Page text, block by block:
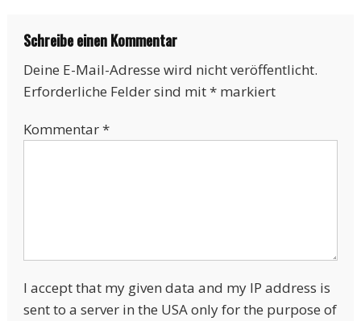
Schreibe einen Kommentar
Deine E-Mail-Adresse wird nicht veröffentlicht.
Erforderliche Felder sind mit*markiert
Kommentar*
I accept that my given data and my IP address is
sent to a server in the USA only for the purpose of